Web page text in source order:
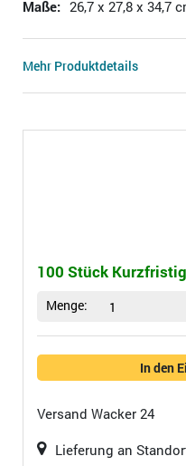
Maße: 26,7 x 27,8 x 34,7
Mehr Produktdetails
100 Stück
Menge: 1
In den
Versand Wacker 24
Lieferung an